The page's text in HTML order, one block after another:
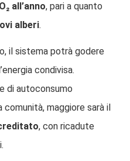
all’anno, pari a quanto
alberi.
il sistema potrà godere
condivisa.
di autoconsumo
maggiore sarà il
, con ricadute